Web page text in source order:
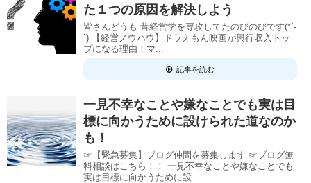
た１つの原因を解決しよう
皆さんどうも 昔経営学を専攻してたのびのびです(*´-
`) 【経営ノウハウ】ドラえもん映画が興行収入トッ
プになる理由！マ...
記事を読む
一見不幸なことや嫌なことでも実は目
標に向かうために設けられた道なのか
も！
☞【緊急募集】ブログ仲間を募集します ☞ブログ無
料相談はこちら！！ 一見不幸なことや嫌なことでも
実は目標に向かうために設...